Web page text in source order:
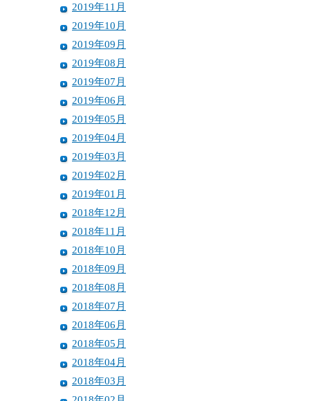
2019年11月
2019年10月
2019年09月
2019年08月
2019年07月
2019年06月
2019年05月
2019年04月
2019年03月
2019年02月
2019年01月
2018年12月
2018年11月
2018年10月
2018年09月
2018年08月
2018年07月
2018年06月
2018年05月
2018年04月
2018年03月